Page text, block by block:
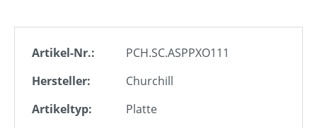
Artikel-Nr.:
PCH.SC.ASPPXO111
Hersteller:
Churchill
Artikeltyp:
Platte